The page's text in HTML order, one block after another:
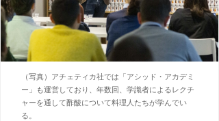
（写真）アチェティカ社では「アシッド・アカデミ
ー」も運営しており、年数回、学識者によるレクチ
ャーを通して酢酸について料理人たちが学んでい
る。